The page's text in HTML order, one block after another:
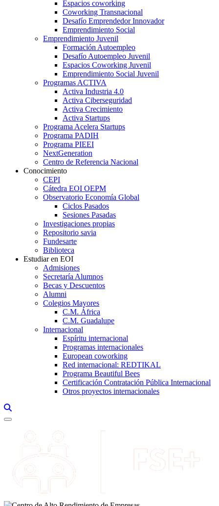
Espacios coworking
Coworking Transnacional
Desafío Emprendedor Innovador
Emprendimiento Social
Emprendimiento Juvenil
Formación Autoempleo
Desafío Autoempleo Juvenil
Espacios Coworking Juvenil
Emprendimiento Social Juvenil
Programas ACTIVA
Activa Industria 4.0
Activa Ciberseguridad
Activa Crecimiento
Activa Startups
Programa Acelera Startups
Programa PADIH
Programa PIEEI
NextGeneration
Centro de Referencia Nacional
Conocimiento
CEPI
Cátedra EOI OEPM
Observatorio Economía Global
Ciclos Pasados
Sesiones Pasadas
Investigaciones propias
Repositorio savia
Fundesarte
Biblioteca
Estudiar en EOI
Admisiones
Secretaría Alumnos
Becas y Descuentos
Alumni
Colegios Mayores
C.M. África
C.M. Guadalupe
Internacional
Espíritu internacional
Programas internacionales
European coworking
Red internacional: REDTIKAL
Programa Beautiful Bees
Certificación Contratación Pública Internacional
Otros proyectos internacionales